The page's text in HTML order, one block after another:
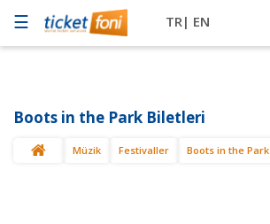
☰ TR| EN
Boots in the Park Biletleri
Müzik Festivaller Boots in the Park